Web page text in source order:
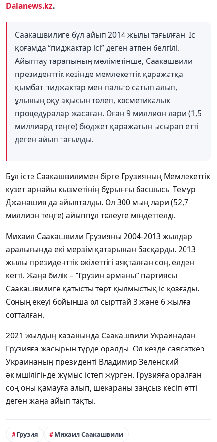
Dalanews.kz.
Саакашвилиге бұл айып 2014 жылы тағылған. Іс
қоғамда “пиджактар ісі” деген атпен белгілі.
Айыптау тарапының мәліметінше, Саакашвили
президенттік кезінде мемлекеттік қаражатқа
қымбат пиджактар мен пальто сатып алып,
ұлының оқу ақысын төлеп, косметикалық
процедуралар жасаған. Оған 9 миллион лари (1,5
миллиард теңге) бюджет қаражатын ысырап етті
деген айып тағылды.
Бұл істе Саакашвилимен бірге Грузияның Мемлекеттік
күзет арнайы қызметінің бұрынғы басшысы Темур
Джанашия да айыпталды. Ол 300 мың лари (52,7
миллион теңге) айыппұл төлеуге міндеттелді.
Михаил Саакашвили Грузияны 2004-2013 жылдар
аралығында екі мерзім қатарынан басқарды. 2013
жылы президенттік өкілеттігі аяқталған соң, елден
кетті. Жаңа билік – “Грузин арманы” партиясы
Саакашвилиге қатысты төрт қылмыстық іс қозғады.
Соның екеуі бойынша ол сырттай 3 және 6 жылға
сотталған.
2021 жылдың қазанында Саакашвили Украинадан
Грузияға жасырын түрде оралды. Ол кезде саясаткер
Украинаның президенті Владимир Зеленский
әкімшілігінде жұмыс істеп жүрген. Грузияға оралған
соң оны қамауға алып, шекараны заңсыз кесіп өтті
деген жаңа айып тақты.
Грузия Михаил Саакашвили